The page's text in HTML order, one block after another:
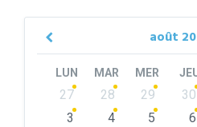
août
Previous
LUN MAR MER
Skip
calendar
27 28 29 30
3
4 5 6